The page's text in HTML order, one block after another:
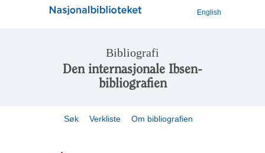
English
Bibliografi
Den internasjonale Ibsen-
bibliografien
Søk Verkliste Om bibliografien